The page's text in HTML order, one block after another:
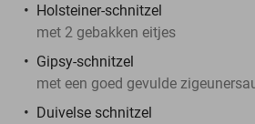
Holsteiner-schnitzel
met 2 gebakken eitjes
Gipsy-schnitzel
met een goed gevulde
Duivelse schnitzel